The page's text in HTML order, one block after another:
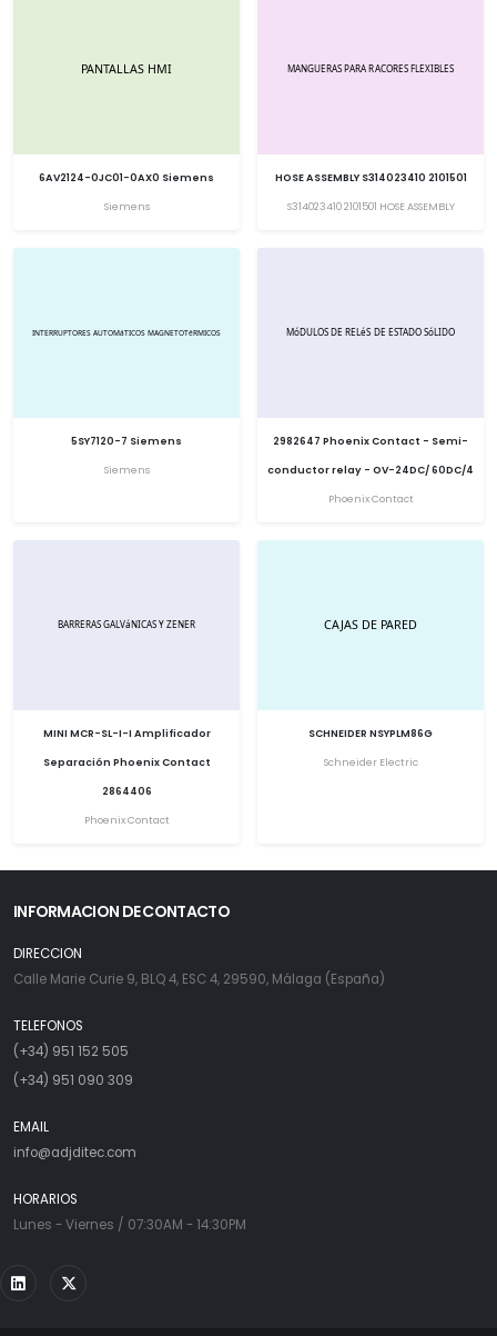
6AV2124-0JC01-0AX0 Siemens
Siemens
HOSE ASSEMBLY S314023410 2101501
S314023410 2101501 HOSE ASSEMBLY
5SY7120-7 Siemens
Siemens
2982647 Phoenix Contact - Semi-
conductor relay - OV-24DC/ 60DC/4
Phoenix Contact
MINI MCR-SL-I-I Amplificador
Separación Phoenix Contact
2864406
Phoenix Contact
SCHNEIDER NSYPLM86G
Schneider Electric
INFORMACION DE CONTACTO
DIRECCION
Calle Marie Curie 9, BLQ 4, ESC 4, 29590, Málaga (España)
TELEFONOS
(+34) 951 152 505
(+34) 951 090 309
EMAIL
info@adjditec.com
HORARIOS
Lunes - Viernes / 07:30AM - 14:30PM